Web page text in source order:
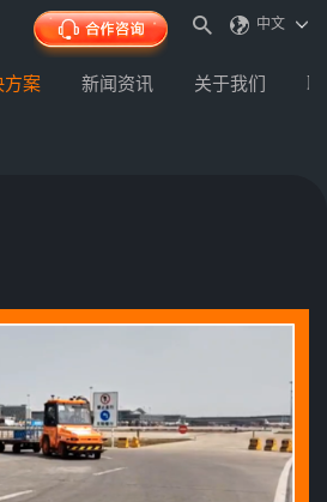
方案 新闻资讯 关于我们
中文